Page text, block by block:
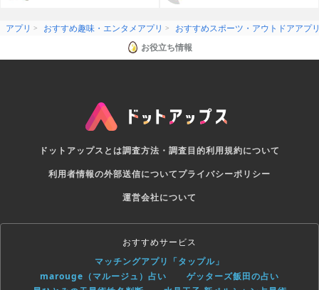
アプリ おすすめ趣味・エンタメアプリ
おすすめスポーツ・アウトドアアプ
お役立ち情報
ドットアップスとは調査方法・調査目的利用規約について
利用者情報の外部送信についてプライバシーポリシー
運営会社について
おすすめサービス
マッチングアプリ「タップル」
marouge（マルージュ）占い
ゲッターズ飯田の占い